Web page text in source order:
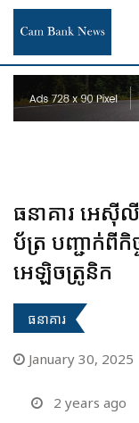
Skip
content
ធនាគារ អេ
ប័ត្រ បញ្ជាក់ពីកិ
អេឡិចត្រូនិក
ធនាគារ
January 30, 2025
2 years ago